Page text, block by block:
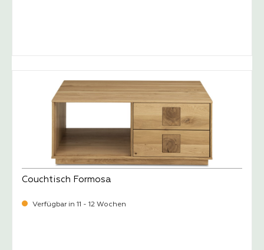
Couchtisch Formosa
Verfügbar in 11 - 12 Wochen